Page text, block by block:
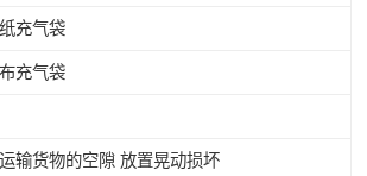
充气袋
充气袋
输货物的空隙 放置晃动损坏